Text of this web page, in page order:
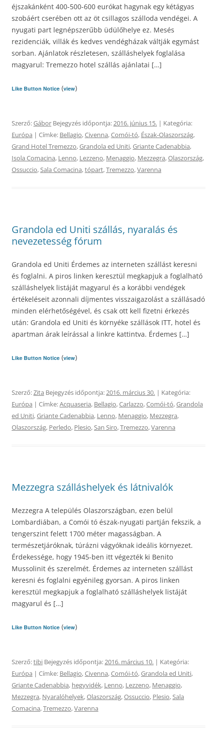
éjszakánként 400-500-600 eurókat hagynak egy kétágyas
szobáért cserében ott az öt csillagos szálloda vendégei. A
nyugati part legnépszerűbb üdülőhelye ez. Mesés
rezidenciák, villák és kedves vendégházak váltják egymást
sorban. Ajánlatok részletesen, szálláshelyek foglalása
magyarul: Tremezzo hotel szállás ajánlatai […]
Like Button Notice (view)
Szerző:Gábor Bejegyzés időpontja:2016. június 15. | Kategória:
Európa | Címke: Bellagio,Civenna,Comói-tó, Észak-Olaszország,
Grand Hotel Tremezzo,Grandola ed Uniti,Griante Cadenabbia,
Isola Comacina, Lenno, Lezzeno, Menaggio, Mezzegra,Olaszország,
Ossuccio,Sala Comacina,tópart,Tremezzo,Varenna
Grandola ed Uniti szállás, nyaralás és
nevezetesség fórum
Grandola ed Uniti Érdemes az interneten szállást keresni
és foglalni. A piros linken keresztül megkapjuk a foglalható
szálláshelyek listáját magyarul és a korábbi vendégek
értékeléseit azonnali díjmentes visszaigazolást a szállásadó
minden elérhetőségével, és csak ott kell fizetni érkezés
után: Grandola ed Uniti és környéke szállások ITT, hotel és
apartman árak leírással a linkre kattintva. Érdemes […]
Like Button Notice (view)
Szerző:Zita Bejegyzés időpontja:2016. március 30. | Kategória:
Európa | Címke:Acquaseria, Bellagio,Carlazzo,Comói-tó,Grandola
ed Uniti,Griante Cadenabbia, Lenno, Menaggio, Mezzegra,
Olaszország, Perledo, Plesio,San Siro,Tremezzo,Varenna
Mezzegra szálláshelyek és látnivalók
Mezzegra A település Olaszországban, ezen belül
Lombardiában, a Comói tó észak-nyugati partján fekszik, a
tengerszint felett 1700 méter magasságban. A
természetjáróknak, túrázni vágyóknak ideális környezet.
Érdekessége, hogy 1945-ben itt végezték ki Benito
Mussolinit és szerelmét. Érdemes az interneten szállást
keresni és foglalni egyénileg gyorsan. A piros linken
keresztül megkapjuk a foglalható szálláshelyek listáját
magyarul és […]
Like Button Notice (view)
Szerző:tibi Bejegyzés időpontja:2016. március 10. | Kategória:
Európa | Címke: Bellagio,Civenna,Comói-tó,Grandola ed Uniti,
Griante Cadenabbia, hegyvidék, Lenno, Lezzeno, Menaggio,
Mezzegra, Nyaralóhelyek,Olaszország,Ossuccio, Plesio,Sala
Comacina,Tremezzo,Varenna